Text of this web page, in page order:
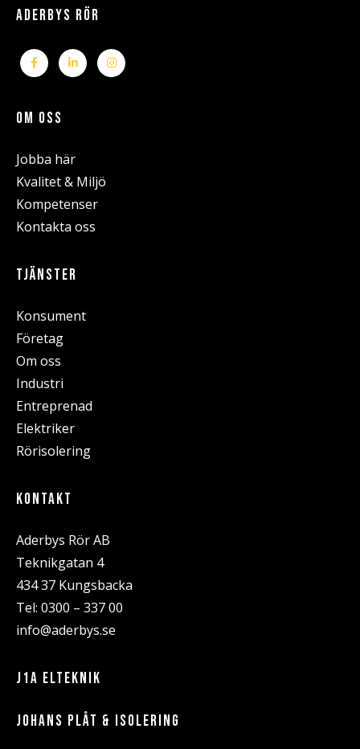
ADERBYS RÖR
OM OSS
Jobba här
Kvalitet & Miljö
Kompetenser
Kontakta oss
TJÄNSTER
Konsument
Företag
Om oss
Industri
Entreprenad
Elektriker
Rörisolering
KONTAKT
Aderbys Rör AB
Teknikgatan 4
434 37 Kungsbacka
Tel: 0300 – 337 00
info@aderbys.se
J1A ELTEKNIK
JOHANS PLÅT & ISOLERING